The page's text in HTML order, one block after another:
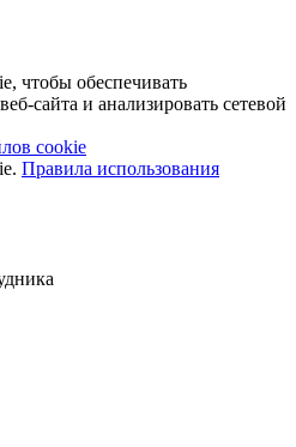
чтобы обеспечивать
сайта и анализировать сетевой
cookie
Правила использования